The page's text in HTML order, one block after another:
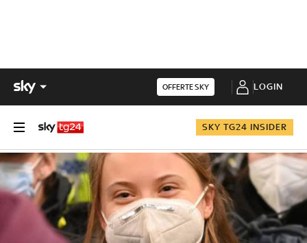
OFFERTE SKY LOGIN
SKY TG24 INSIDER